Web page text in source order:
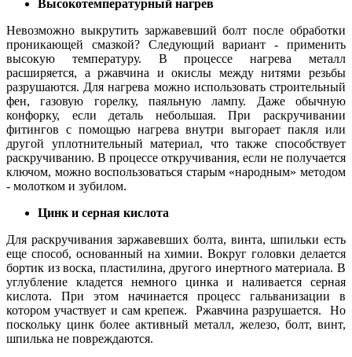
Высокотемпературный нагрев
Невозможно выкрутить заржавевший болт после обработки
проникающей смазкой? Следующий вариант - применить
высокую температуру. В процессе нагрева металл
расширяется, а ржавчина и окислы между нитями резьбы
разрушаются. Для нагрева можно использовать строительный
фен, газовую горелку, паяльную лампу. Даже обычную
конфорку, если деталь небольшая. При раскручивании
фитингов с помощью нагрева внутри выгорает пакля или
другой уплотнительный материал, что также способствует
раскручиванию. В процессе откручивания, если не получается
ключом, можно воспользоваться старым «народным» методом
- молотком и зубилом.
Цинк и серная кислота
Для раскручивания заржавевших болта, винта, шпильки есть
еще способ, основанный на химии. Вокруг головки делается
бортик из воска, пластилина, другого инертного материала. В
углубление кладется немного цинка и наливается серная
кислота. При этом начинается процесс гальванизации в
котором участвует и сам крепеж. Ржавчина разрушается. Но
поскольку цинк более активный металл, железо, болт, винт,
шпилька не повреждаются.